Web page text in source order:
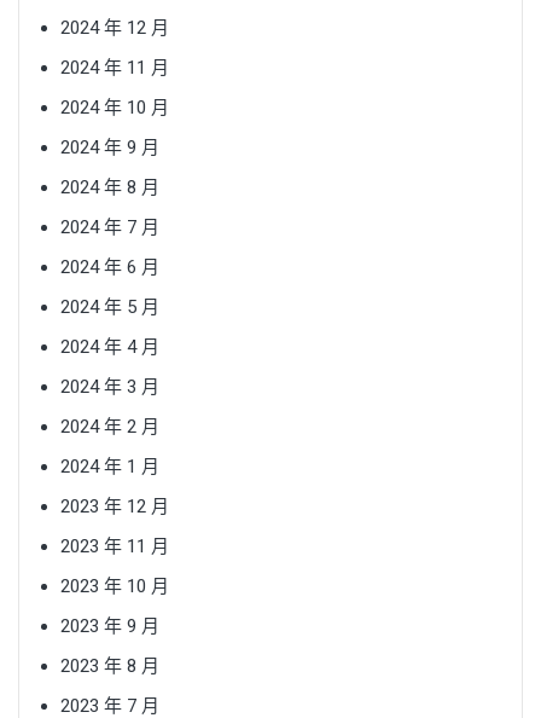
2024 年 12 月
2024 年 11 月
2024 年 10 月
2024 年 9 月
2024 年 8 月
2024 年 7 月
2024 年 6 月
2024 年 5 月
2024 年 4 月
2024 年 3 月
2024 年 2 月
2024 年 1 月
2023 年 12 月
2023 年 11 月
2023 年 10 月
2023 年 9 月
2023 年 8 月
2023 年 7 月